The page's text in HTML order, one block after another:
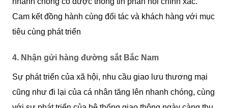
Cam kết đồng hành cùng đối tác và khách hàng với mục
tiêu cùng phát triển
4. Nhận gửi hàng đường sắt Bắc Nam
Sự phát triển của xã hội, nhu cầu giao lưu thương mại
cũng như đi lại của cá nhân tăng lên nhanh chóng, cùng